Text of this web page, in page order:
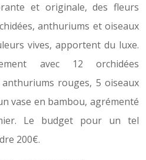
et originale, des fleurs
anthuriums et oiseaux
vives, apportent du luxe.
avec 12 orchidées
rouges, 5 oiseaux
vase en bambou, agrémenté
Le budget pour un tel
200€.